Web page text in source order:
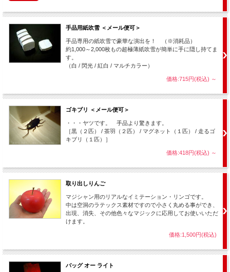
光の玉を右手から左手に渡し、
手品用紙吹雪 ＜メール便可＞
手品専用の紙吹雪で豪華な演出を！ （※消耗品）
約1,000～2,000枚もの超極薄紙吹雪が簡単に手に隠し持てま
す。
（白 / 閃光 / 紅白 / マルチカラー）
価格:715円(税込) ～
ゴキブリ ＜メール便可＞
・・・ヤツです。 手品より驚きます。
［黒（２匹） / 茶羽（２匹） / マグネット（１匹） / 走るゴ
キブリ（１匹）］
価格:418円(税込) ～
取り出しりんご
マジシャン用のリアルなイミテーション・リンゴです。
中は空洞のラテックス素材ですので小さく丸める事ができ、
出現、消失、その他色々なマジックに応用してお使いいただ
けます。
価格:1,500円(税込)
バッグ オー ライト